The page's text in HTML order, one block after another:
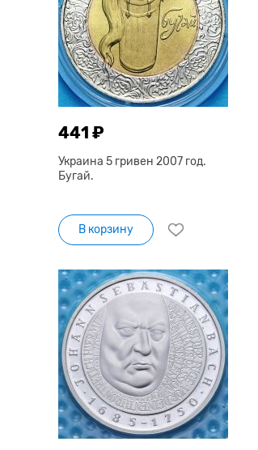
441 ₽
Украина 5 гривен 2007 год.
Бугай.
В корзину